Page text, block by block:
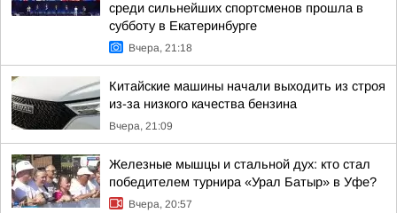
среди сильнейших спортсменов прошла в
субботу в Екатеринбурге
Вчера, 21:18
Китайские машины начали выходить из строя
из-за низкого качества бензина
Вчера, 21:09
Железные мышцы и стальной дух: кто стал
победителем турнира «Урал Батыр» в Уфе?
Вчера, 20:57